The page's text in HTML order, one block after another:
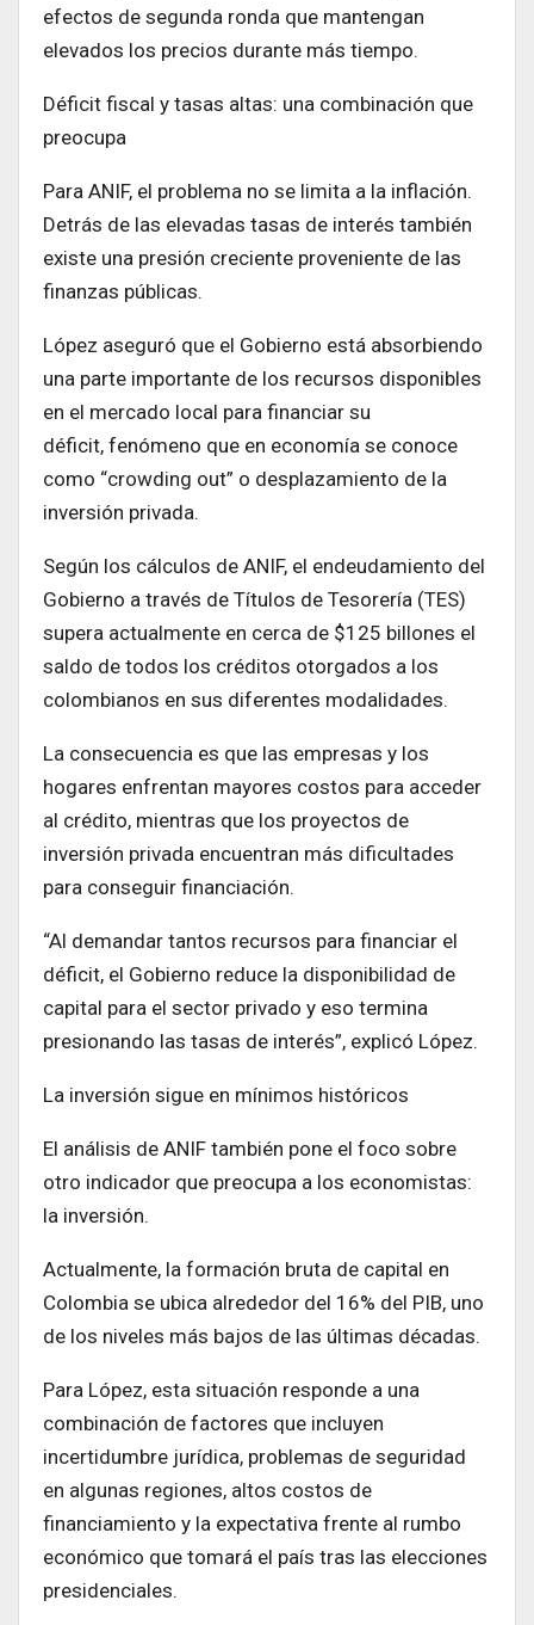
efectos de segunda ronda que mantengan
elevados los precios durante más tiempo.
Déficit fiscal y tasas altas: una combinación que
preocupa
Para ANIF, el problema no se limita a la inflación.
Detrás de las elevadas tasas de interés también
existe una presión creciente proveniente de las
finanzas públicas.
López aseguró que el Gobierno está absorbiendo
una parte importante de los recursos disponibles
en el mercado local para financiar su
déficit, fenómeno que en economía se conoce
como “crowding out” o desplazamiento de la
inversión privada.
Según los cálculos de ANIF, el endeudamiento del
Gobierno a través de Títulos de Tesorería (TES)
supera actualmente en cerca de $125 billones el
saldo de todos los créditos otorgados a los
colombianos en sus diferentes modalidades.
La consecuencia es que las empresas y los
hogares enfrentan mayores costos para acceder
al crédito, mientras que los proyectos de
inversión privada encuentran más dificultades
para conseguir financiación.
“Al demandar tantos recursos para financiar el
déficit, el Gobierno reduce la disponibilidad de
capital para el sector privado y eso termina
presionando las tasas de interés”, explicó López.
La inversión sigue en mínimos históricos
El análisis de ANIF también pone el foco sobre
otro indicador que preocupa a los economistas:
la inversión.
Actualmente, la formación bruta de capital en
Colombia se ubica alrededor del 16% del PIB, uno
de los niveles más bajos de las últimas décadas.
Para López, esta situación responde a una
combinación de factores que incluyen
incertidumbre jurídica, problemas de seguridad
en algunas regiones, altos costos de
financiamiento y la expectativa frente al rumbo
económico que tomará el país tras las elecciones
presidenciales.